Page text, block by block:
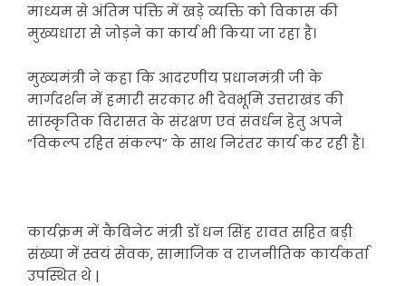
माध्यम से अंतिम पंक्ति में खड़े व्यक्ति को विकास की
मुख्यधारा से जोड़ने का कार्य भी किया जा रहा है।
मुख्यमंत्री ने कहा कि आदरणीय प्रधानमंत्री जी के
मार्गदर्शन में हमारी सरकार भी देवभूमि उत्तराखंड की
सांस्कृतिक विरासत के संरक्षण एवं संवर्धन हेतु अपने
“विकल्प रहित संकल्प” के साथ निरंतर कार्य कर रही है।
कार्यक्रम में कैबिनेट मंत्री डॉ धन सिंह रावत सहित बड़ी
संख्या में स्वयं सेवक, सामाजिक व राजनीतिक कार्यकर्ता
उपस्थित थे |